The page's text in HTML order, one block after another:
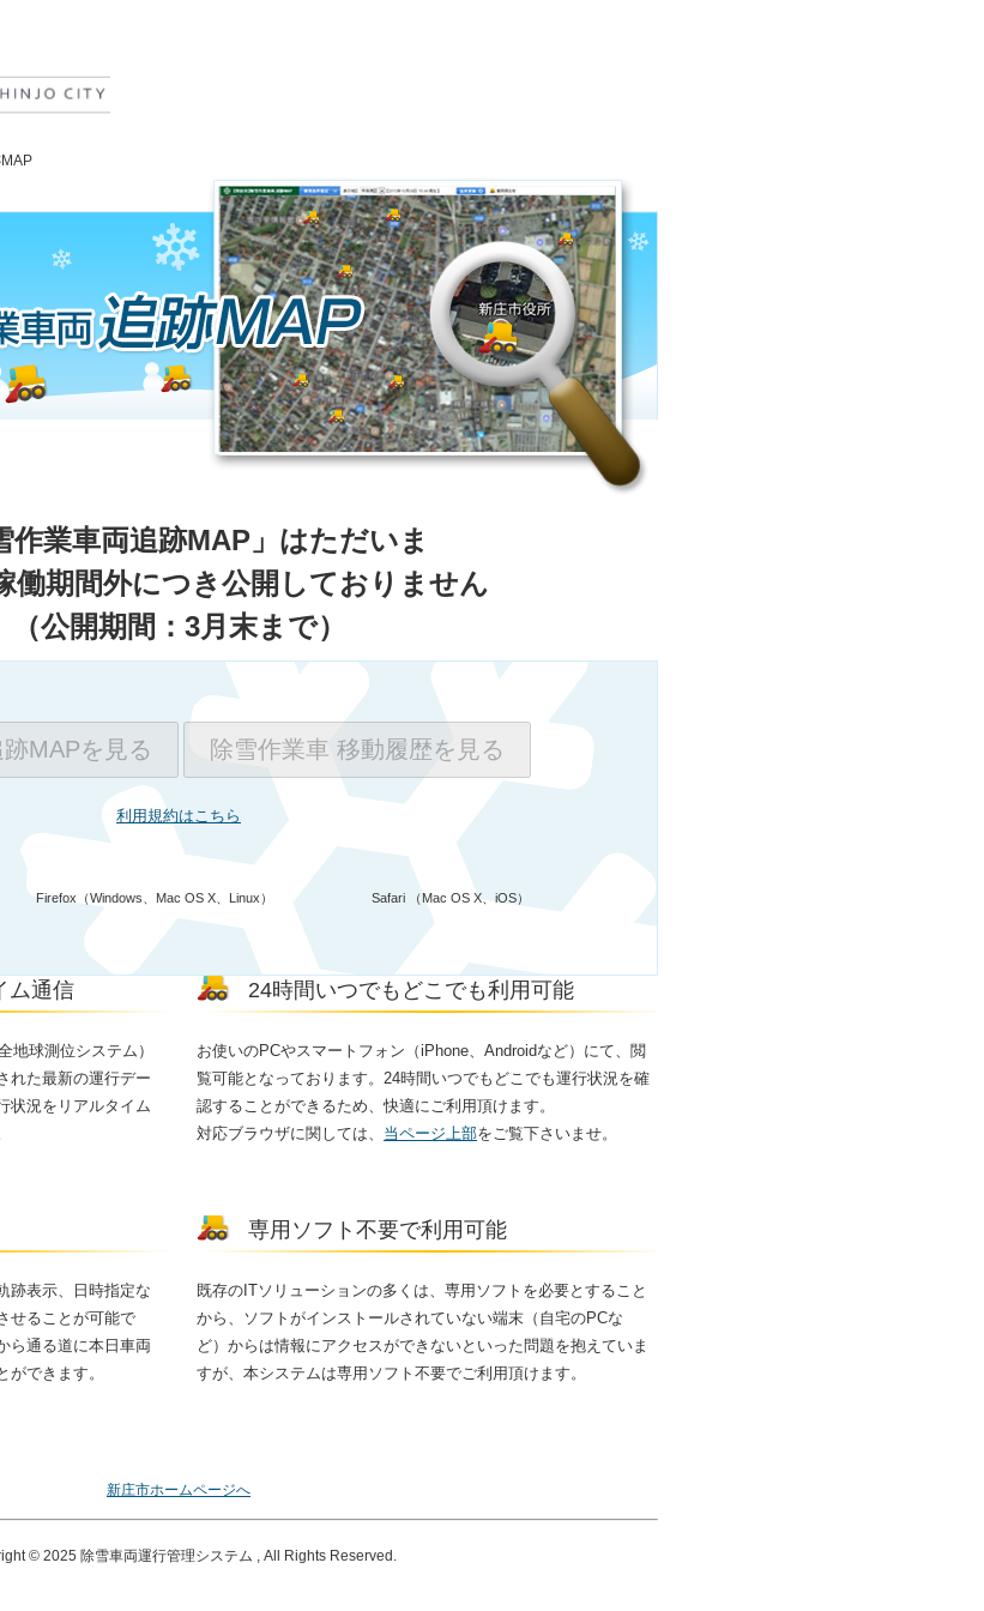
作業車両追跡MAP」はただいま
働期間外につき公開しておりません
（公開期間：3月末まで）
MAPを見る 除雪作業車 移動履歴を見る
利用規約はこちら
Firefox（Windows、Mac OS X、Linux）
Safari （Mac OS X、iOS）
ム通信
地球測位システム）
れた最新の運行デー
状況をリアルタイム
24時間いつでもどこでも利用可能
お使いのPCやスマートフォン（iPhone、Androidなど）にて、閲
覧可能となっております。24時間いつでもどこでも運行状況を確
認することができるため、快適にご利用頂けます。
対応ブラウザに関しては、 当ページ上部をご覧下さいませ。
跡表示、日時指定な
せることが可能で
ら通る道に本日車両
できます。
専用ソフト不要で利用可能
既存のITソリューションの多くは、専用ソフトを必要とすること
から、ソフトがインストールされていない端末（自宅のPCな
ど）からは情報にアクセスができないといった問題を抱えていま
すが、本システムは専用ソフト不要でご利用頂けます。
新庄市ホームページへ
© 2025 除雪車両運行管理システム , All Rights Reserved.